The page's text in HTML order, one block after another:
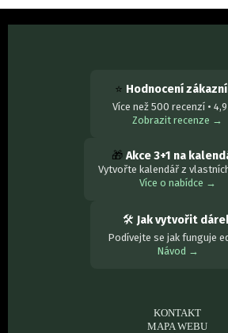
⭐ Hodnocení
Více než 500 recenzí •
Zobrazit recenze →
🎁 Akce 3+1 na
Vytvořte kalendář z
Více o nabídce →
🛠 Jak vytvořit
Podívejte se jak funguje
Návod →
KONTAKT
MAPA WEBU